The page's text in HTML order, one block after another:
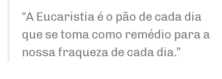
“A Eucaristia é o pão de cada dia
que se toma como remédio para a
nossa fraqueza de cada dia.”